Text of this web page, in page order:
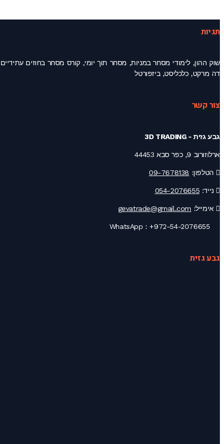
תגיות
דה מרקט, כלכליסט, ביזפורטל
צור קשר
גבע גזית - 3D TRADING
ארלוזורוב 9, כפר סבא 44453
הטלפון: 09-7678138
נייד: 054-2076655
אימייל: gevatrade@gmail.com
+972-54-2076655
גבע גזית